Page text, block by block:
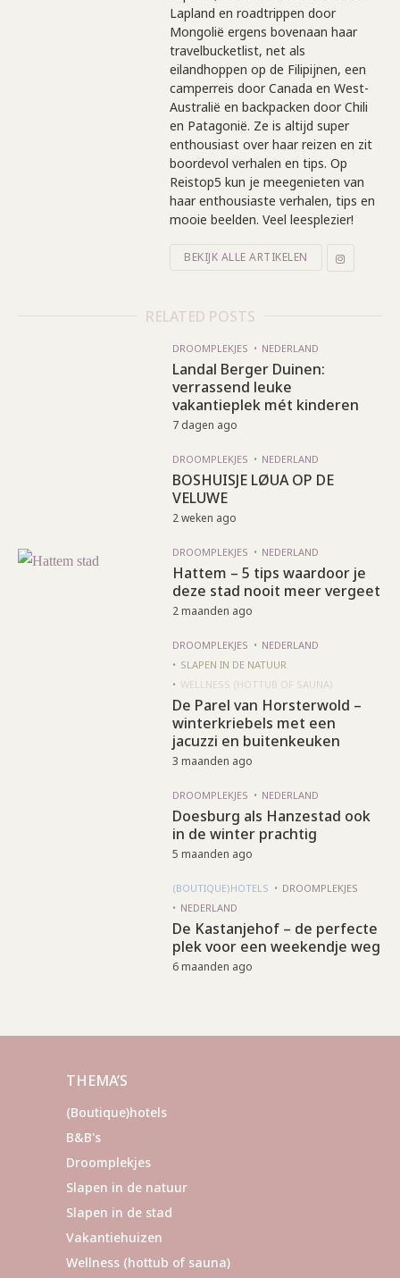
Lapland en roadtrippen door
Mongolië ergens bovenaan haar
travelbucketlist, net als
eilandhoppen op de Filipijnen, een
camperreis door Canada en West-
Australië en backpacken door Chili
en Patagonië. Ze is altijd super
enthousiast over haar reizen en zit
boordevol verhalen en tips. Op
Reistop5 kun je meegenieten van
haar enthousiaste verhalen, tips en
mooie beelden. Veel leesplezier!
BEKIJK ALLE ARTIKELEN
RELATED POSTS
DROOMPLEKJES NEDERLAND
Landal Berger Duinen:
verrassend leuke
vakantieplek mét kinderen
7 dagen ago
DROOMPLEKJES NEDERLAND
BOSHUISJE LØUA OP DE
VELUWE
2 weken ago
DROOMPLEKJES NEDERLAND
Hattem – 5 tips waardoor je
deze stad nooit meer vergeet
2 maanden ago
DROOMPLEKJES
NEDERLAND
SLAPEN IN DE NATUUR
WELLNESS (HOTTUB OF SAUNA)
De Parel van Horsterwold –
winterkriebels met een
jacuzzi en buitenkeuken
3 maanden ago
DROOMPLEKJES NEDERLAND
Doesburg als Hanzestad ook
in de winter prachtig
5 maanden ago
(BOUTIQUE)HOTELS
DROOMPLEKJES
NEDERLAND
De Kastanjehof – de perfecte
plek voor een weekendje weg
6 maanden ago
THEMA’S
(Boutique)hotels
B&B's
Droomplekjes
Slapen in de natuur
Slapen in de stad
Vakantiehuizen
Wellness (hottub of sauna)